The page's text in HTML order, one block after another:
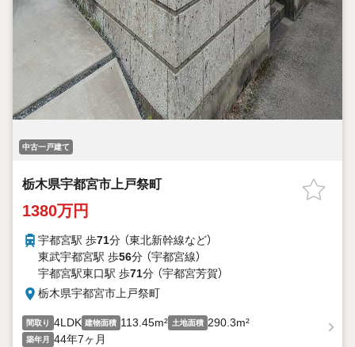
中古一戸建て
栃木県宇都宮市上戸祭町
1380万円
宇都宮駅 歩71分 （東北新幹線など）
東武宇都宮駅 歩56分 （宇都宮線）
宇都宮駅東口駅 歩71分 （宇都宮芳賀）
栃木県宇都宮市上戸祭町
間取り 4LDK 建物面積 113.45m² 土地面積 290.3m²
築年月 44年7ヶ月